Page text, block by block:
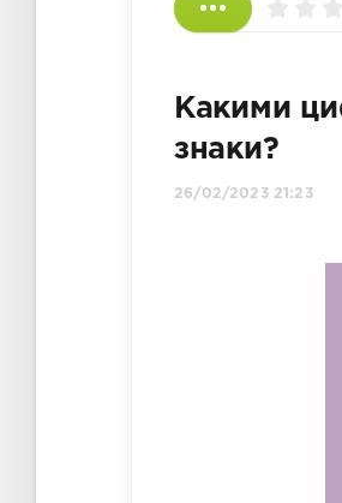
Какими
знаки?
26/02/2023 21:23